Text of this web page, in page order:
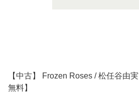
【中古】 Frozen Roses / 松任谷由
無料】